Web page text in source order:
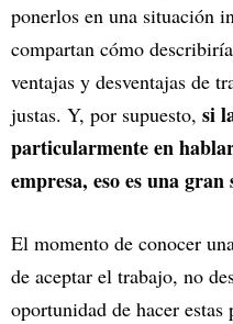
ponerlos en una situación
compartan cómo
ventajas y desventajas de
justas. Y, por supuesto, si
particularmente en
empresa, eso es una
El momento de conocer
de aceptar el trabajo, no
oportunidad de hacer